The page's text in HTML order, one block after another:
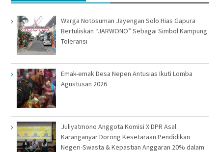
Warga Notosuman Jayengan Solo Hias Gapura
Bertuliskan “JARWONO” Sebagai Simbol Kampung
Toleransi
Emak-emak Desa Nepen Antusias Ikuti Lomba
Agustusan 2026
Juliyatmono Anggota Komisi X DPR Asal
Karanganyar Dorong Kesetaraan Pendidikan
Negeri-Swasta & Kepastian Anggaran 20% dalam